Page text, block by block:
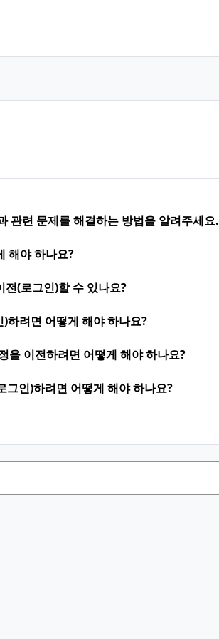
관련 문제를 해결하는 방법을 알려주세요.
해야 하나요?
전(로그인)할 수 있나요?
하려면 어떻게 해야 하나요?
이전하려면 어떻게 해야 하나요?
그인)하려면 어떻게 해야 하나요?